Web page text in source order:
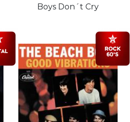
Boys Don´t Cry